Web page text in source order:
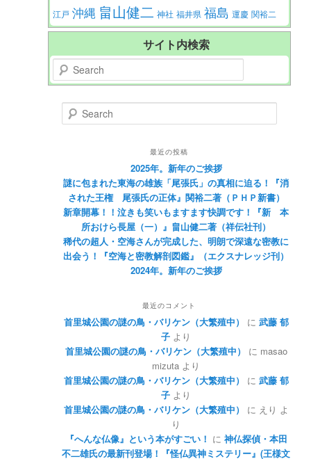
江戸 沖縄 畠山健二 神社 福井県 福島 運慶 関裕二
サイト内検索
Search
Search
最近の投稿
2025年。新年のご挨拶
謎に包まれた東海の雄族「尾張氏」の真相に迫る！『消
された王権 尾張氏の正体』関裕二著（ＰＨＰ新書）
新章開幕！！泣きも笑いもますます快調です！『新 本
所おけら長屋（一）』畠山健二著（祥伝社刊）
稀代の超人・空海さんが完成した、明朗で深遠な密教に
出会う！『空海と密教解剖図鑑』（エクスナレッジ刊）
2024年。新年のご挨拶
最近のコメント
首里城公園の謎の鳥・バリケン（大繁殖中） に 武藤 郁
子 より
首里城公園の謎の鳥・バリケン（大繁殖中）
に masao
mizuta より
首里城公園の謎の鳥・バリケン（大繁殖中）
に 武藤 郁
子 より
首里城公園の謎の鳥・バリケン（大繁殖中）
に えり よ
り
『へんな仏像』という本がすごい！ に 神仏探偵・本田
不二雄氏の最新刊登場！『怪仏異神ミステリー』(王様文